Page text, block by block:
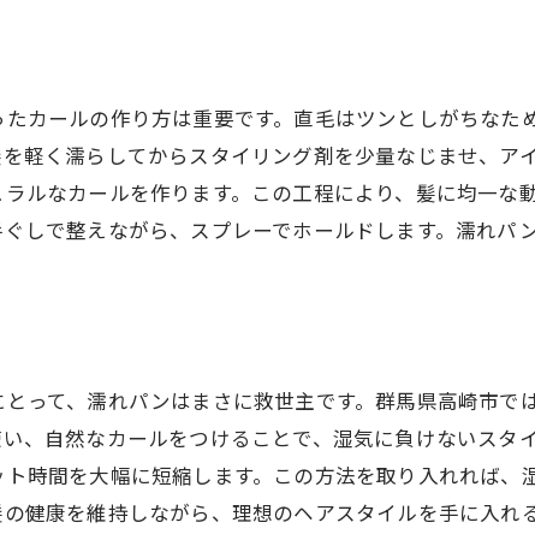
髪を傷めない濡れパンの使い方
直毛のための温度設定ガイド
プロが教えるアイロンテクニック
直毛のストレスを軽減する秘訣
忙しい朝の救世主、濡れパン
直毛を生かした時短セット法
簡単に作れる濡れパンアレンジ
カールの作り方は重要です。直毛はツンとしがちな
軽く濡らしてからスタイリング剤を少量なじませ、
ルなカールを作ります。この工程により、髪に均一
しで整えながら、スプレーでホールドします。濡れパ
って、濡れパンはまさに救世主です。群馬県高崎市
、自然なカールをつけることで、湿気に負けないス
時間を大幅に短縮します。この方法を取り入れれば
健康を維持しながら、理想のヘアスタイルを手に入れ